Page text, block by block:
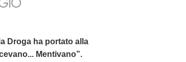
Droga ha portato alla
Mentivano”.